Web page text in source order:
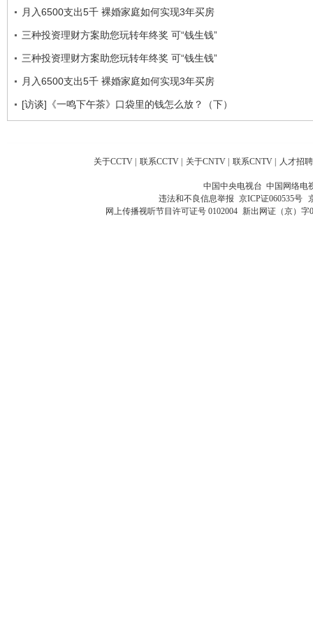
月入6500支出5千 裸婚家庭如何实现3年买房
三种投资理财方案助您玩转年终奖 可“钱生钱”
三种投资理财方案助您玩转年终奖 可“钱生钱”
月入6500支出5千 裸婚家庭如何实现3年买房
[访谈]《一鸣下午茶》口袋里的钱怎么放？（下）
关于CCTV | 联系CCTV | 关于CNTV | 联系CNTV | 人才招聘
中国中央电视台 中国网络电
违法和不良信息举报 京ICP证060535号
网上传播视听节目许可证号 0102004 新出网证（京）